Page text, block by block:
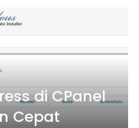
di CPanel
Cepat